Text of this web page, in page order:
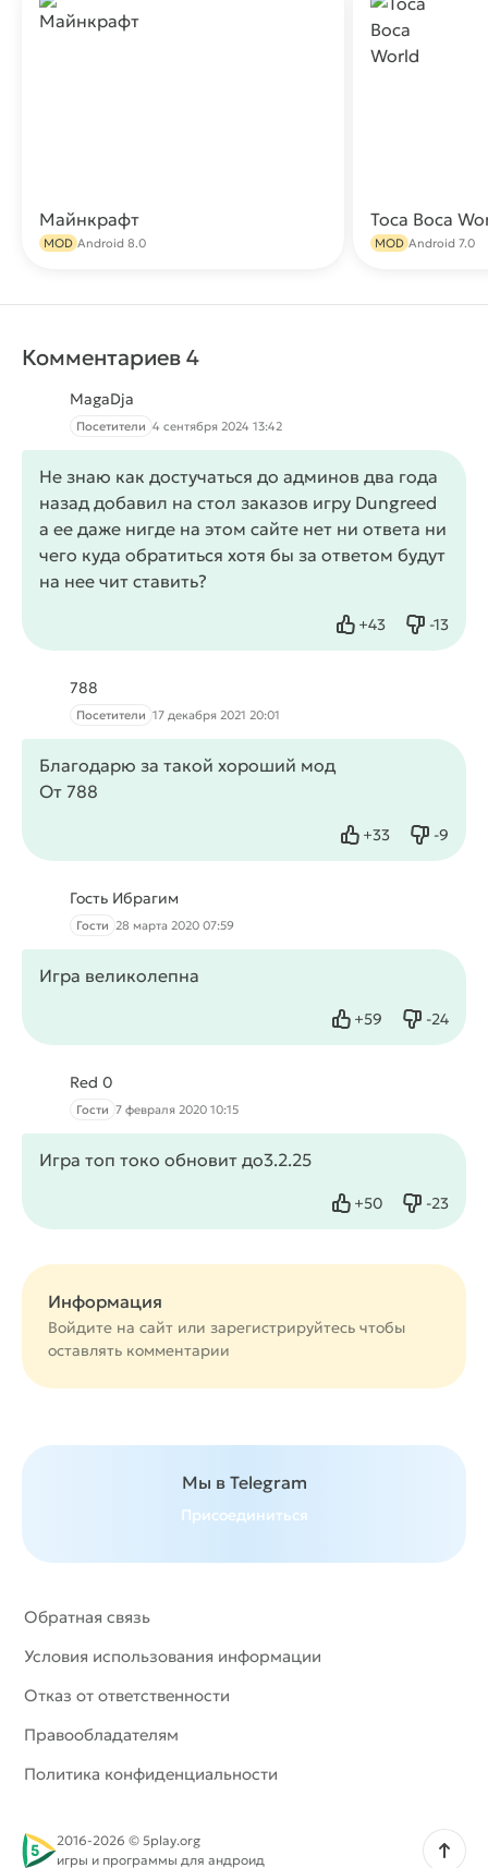
Майнкрафт
MOD Android 8.0
Toca Boca
MOD Android 7.0
Комментариев 4
MagaDja
Посетители 4 сентября 2024 13:42
Не знаю как достучаться до админов два года
назад добавил на стол заказов игру Dungreed
а ее даже нигде на этом сайте нет ни ответа ни
чего куда обратиться хотя бы за ответом будут
на нее чит ставить?
+43
Нравится -13
Не
788
Посетители 17 декабря 2021 20:01
Благодарю за такой хороший мод
От 788
+33
Нравится -9
Не
Гость Ибрагим
Гости 28 марта 2020 07:59
Игра великолепна
+59
Нравится -24
Не
Red 0
Гости 7 февраля 2020 10:15
Игра топ токо обновит до3.2.25
+50
Нравится -23
Не
Информация
Войдите на сайт или зарегистрируйтесь чтобы
оставлять комментарии
Мы в Telegram
Присоединиться
Обратная связь
Условия использования информации
Отказ от ответственности
Правообладателям
Политика конфиденциальности
2016-2026 © 5play.org
игры и программы для андроид
Наверх